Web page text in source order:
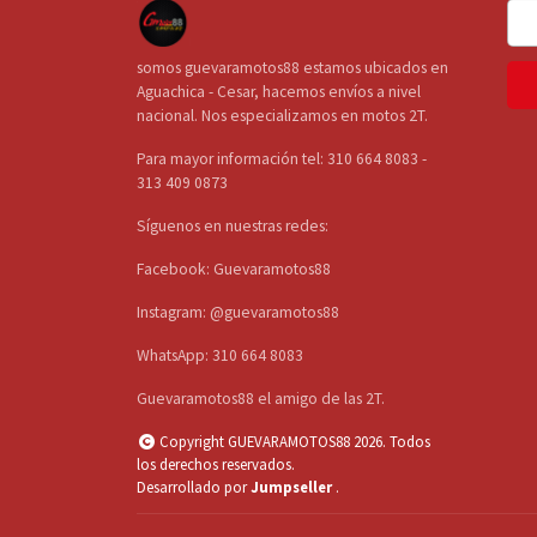
somos guevaramotos88 estamos ubicados en
Aguachica - Cesar, hacemos envíos a nivel
nacional. Nos especializamos en motos 2T.
Para mayor información tel: 310 664 8083 -
313 409 0873
Síguenos en nuestras redes:
Facebook: Guevaramotos88
Instagram: @guevaramotos88
WhatsApp: 310 664 8083
Guevaramotos88 el amigo de las 2T.
Copyright GUEVARAMOTOS88 2026. Todos
los derechos reservados.
Desarrollado porJumpseller .